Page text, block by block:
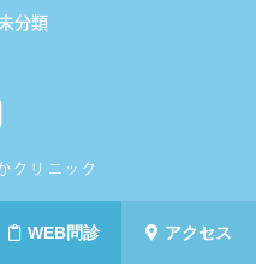
WEB問診 アクセス
分類
クリニック